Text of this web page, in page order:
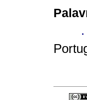
·